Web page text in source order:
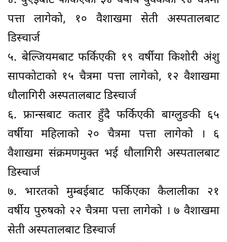
पत्ता लागेको, १० वैशाखमा सेती अस्पतालबाट
डिस्चार्ज
५. बेल्जियमबाट फर्किएकी १९ वर्षीया किशोरी अंशु
सापकोटाको १५ चैत्रमा पत्ता लागेको, १२ वैशाखमा
धौलागिरी अस्पतालबाट डिस्चार्ज
६. फ्रान्सबाट कतार हुँदै फर्किएकी बाग्लुङकी ६५
वर्षीया महिलाको २० चैत्रमा पत्ता लागेको । ६
वैशाखमा संक्रमणमुक्त भई धौलागिरी अस्पतालबाट
डिस्चार्ज
७. भारतको मुम्बईबाट फर्किएका कैलालीका २१
वर्षीय पुरुषको २२ चैत्रमा पत्ता लागेको । ७ वैशाखमा
सेती अस्पतालबाट डिस्चार्ज